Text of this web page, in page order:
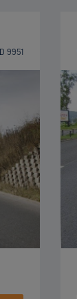
ID 9951